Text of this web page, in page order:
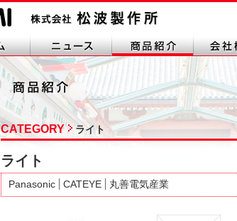
CATEGORY ライト
ライト
Panasonic CATEYE 丸善電気産業